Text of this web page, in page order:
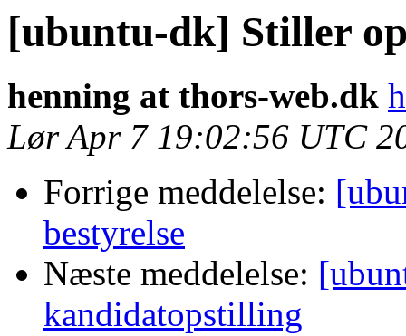
[ubuntu-dk] Stiller
henning at thors-web.dk
Lør Apr 7 19:02:56 UTC
Forrige meddelelse:
bestyrelse
Næste meddelelse:
kandidatopstilling